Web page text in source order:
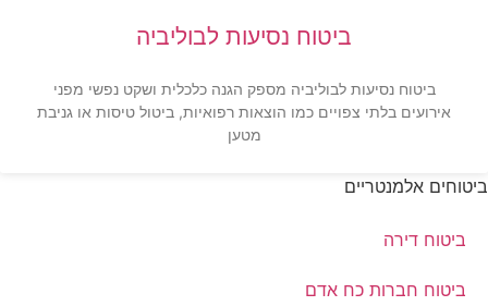
ביטוח נסיעות לבוליביה
ביטוח נסיעות לבוליביה מספק הגנה כלכלית ושקט נפשי מפני
אירועים בלתי צפויים כמו הוצאות רפואיות, ביטול טיסות או גניבת
מטען
ביטוחים אלמנטריים
ביטוח דירה
ביטוח חברות כח אדם